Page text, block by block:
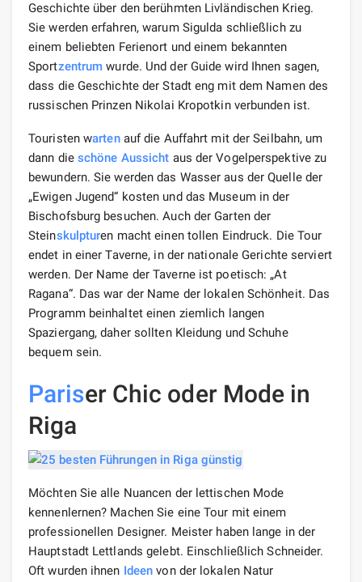
Geschichte über den berühmten Livländischen Krieg.
Sie werden erfahren, warum Sigulda schließlich zu
einem beliebten Ferienort und einem bekannten
Sportzentrum wurde. Und der Guide wird Ihnen sagen,
dass die Geschichte der Stadt eng mit dem Namen des
russischen Prinzen Nikolai Kropotkin verbunden ist.
Touristen wartenauf die Auffahrt mit der Seilbahn, um
dann die schöne Aussicht aus der Vogelperspektive zu
bewundern. Sie werden das Wasser aus der Quelle der
„Ewigen Jugend“ kosten und das Museum in der
Bischofsburg besuchen. Auch der Garten der
Steinskulpturen macht einen tollen Eindruck. Die Tour
endet in einer Taverne, in der nationale Gerichte serviert
werden. Der Name der Taverne ist poetisch: „At
Ragana“. Das war der Name der lokalen Schönheit. Das
Programm beinhaltet einen ziemlich langen
Spaziergang, daher sollten Kleidung und Schuhe
bequem sein.
Pariser Chic oder Mode in
Riga
Möchten Sie alle Nuancen der lettischen Mode
kennenlernen? Machen Sie eine Tour mit einem
professionellen Designer. Meister haben lange in der
Hauptstadt Lettlands gelebt. Einschließlich Schneider.
Oft wurden ihnen Ideen von der lokalen Natur